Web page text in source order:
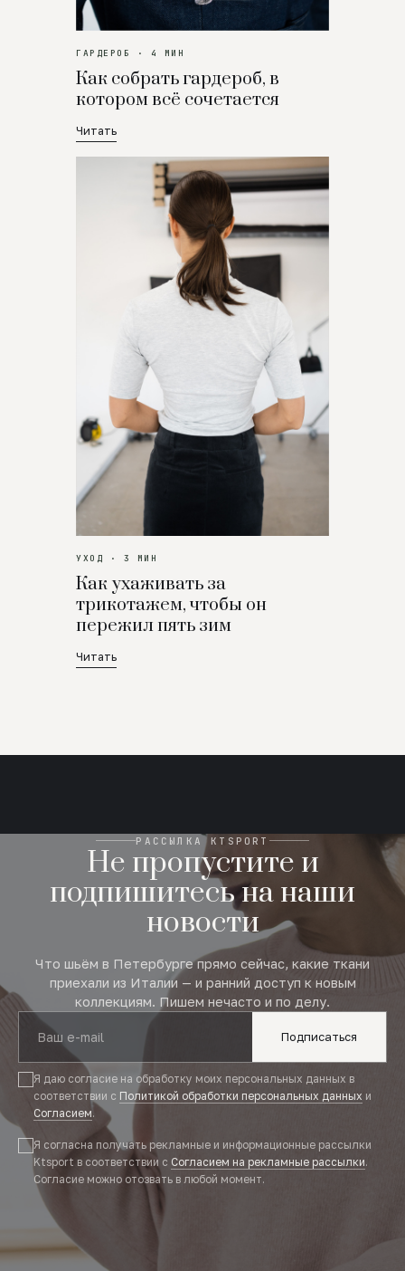
ГАРДЕРОБ · 4 МИН
Как собрать гардероб, в
котором всё сочетается
Читать
УХОД · 3 МИН
Как ухаживать за
трикотажем, чтобы он
пережил пять зим
Читать
РАССЫЛКА KTSPORT
Не пропустите и
подпишитесь на наши
новости
Что шьём в Петербурге прямо сейчас, какие ткани
приехали из Италии — и ранний доступ к новым
коллекциям. Пишем нечасто и по делу.
Подписаться
Я даю согласие на обработку моих персональных данных в
соответствии с Политикой обработки персональных данных и
Согласием.
Я согласна получать рекламные и информационные рассылки
Ktsport в соответствии с Согласием на рекламные рассылки.
Согласие можно отозвать в любой момент.